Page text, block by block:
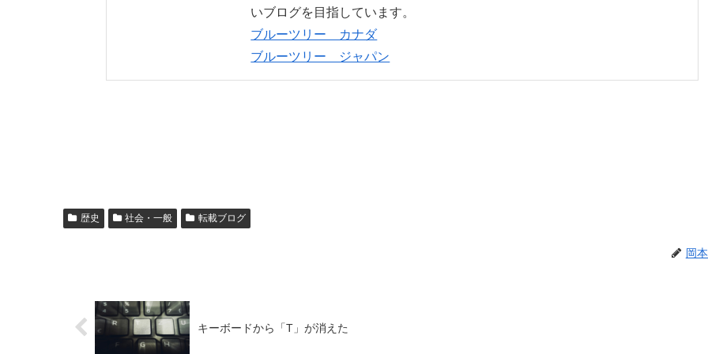
いブログを目指しています。
ブルーツリー カナダ
ブルーツリー ジャパン
歴史 社会・一般 転載ブログ
岡
キーボードから「T」が消えた